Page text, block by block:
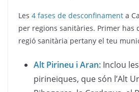
Les 4 fases de desconfinament a
per regions sanitàries. Primer has
regió sanitària pertany el teu
Alt Pirineu i Aran: Inclou
pirineiques, que són l’Alt